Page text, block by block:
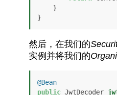
}
然后，在我们的
实例并将我们的
@Bean
public JwtDecoder